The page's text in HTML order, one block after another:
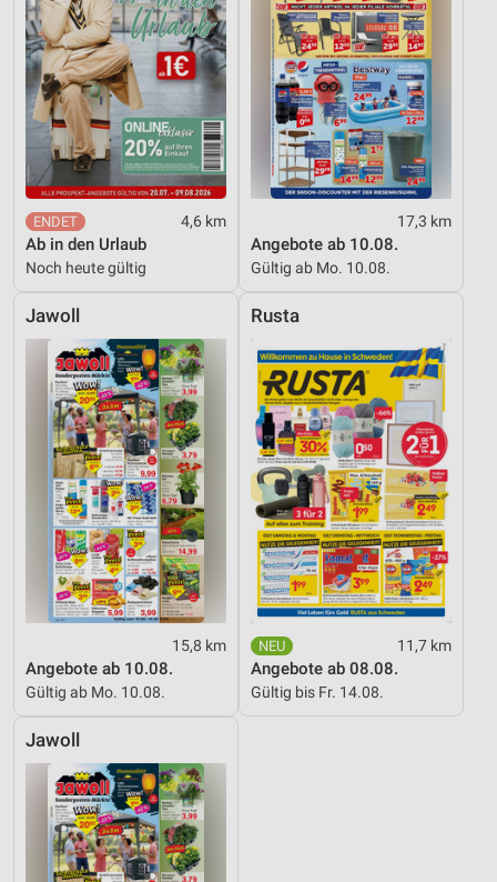
4,6 km
Ab in den Urlaub
Noch heute gültig
17,3 km
Angebote ab 10.08.
Gültig ab Mo. 10.08.
Jawoll
15,8 km
Angebote ab 10.08.
Gültig ab Mo. 10.08.
Rusta
11,7 km
Angebote ab 08.08.
Gültig bis Fr. 14.08.
Jawoll
Funktional
Werbung